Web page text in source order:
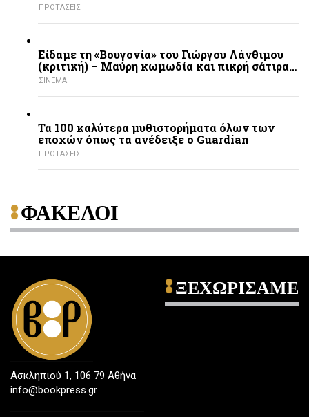
ΠΡΟΤΑΣΕΙΣ
Είδαμε τη «Βουγονία» του Γιώργου Λάνθιμου
(κριτική) – Μαύρη κωμωδία και πικρή σάτιρα…
ΣΙΝΕΜΑ
Τα 100 καλύτερα μυθιστορήματα όλων των
εποχών όπως τα ανέδειξε ο Guardian
ΠΡΟΤΑΣΕΙΣ
ΦΑΚΕΛΟΙ
Ασκληπιού 1, 106 79 Αθήνα
info@bookpress.gr
ΞΕΧΩΡΙΣΑΜΕ